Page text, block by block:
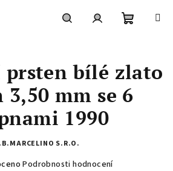
košík
prsten bílé zlato
mm se 6
1990
S.R.O.
Podrobnosti hodnocení